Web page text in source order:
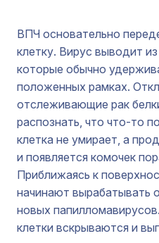
ВПЧ основательно
клетку. Вирус выводит
которые обычно
положенных рамках.
отслеживающие рак
распознать, что что-то
клетка не умирает, а
и появляется комочек
Приближаясь к
начинают вырабатывать
новых
клетки вскрываются и